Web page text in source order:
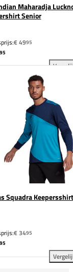
toevoegen aan
Maharadja
Senior
€ 4995
Keepersshort
Squadra Keepersshirt
€ 3495